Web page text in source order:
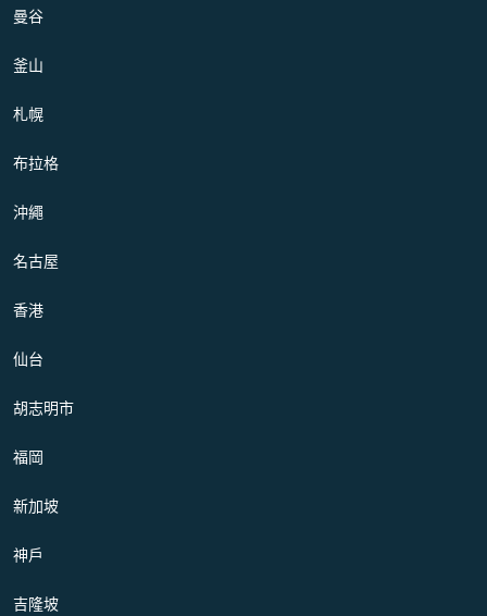
曼谷
釜山
札幌
布拉格
沖繩
名古屋
香港
仙台
胡志明市
福岡
新加坡
神戶
吉隆坡